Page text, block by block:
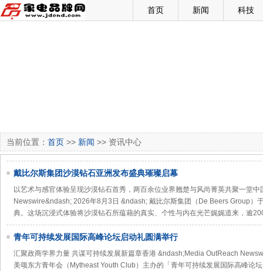
首页 新闻 科技
当前位置： 首页 >> 新闻 >> 资讯中心
戴比尔斯集团沙漠钻石亚洲发布盛典璀璨启幕
以艺术与感官体验呈现沙漠钻石首秀，两百余位业界翘楚与风尚菁英共聚一堂
Newswire&ndash; 2026年8月3日 &ndash; 戴比尔斯集团（De Beers Group）
典。这场沉浸式体验将沙漠钻石所蕴藉的真实、个性与内在光芒娓娓道来，逾
青年可持续发展国际高峰论坛启动礼圆满举行
汇聚政商学界力量 共谋可持续发展新篇章香港 &ndash;Media OutReach
美颂东方青年会（Mytheast Youth Club）主办的「青年可持续发展国际高峰论